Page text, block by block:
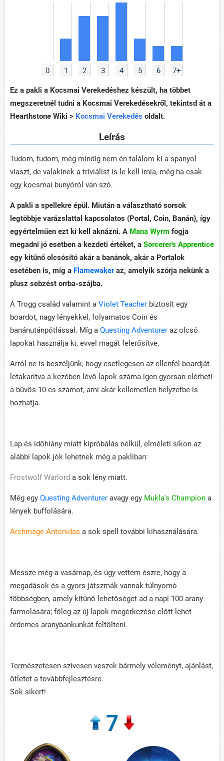
0 1 2 3 4 5 6 7+
Ez a pakli a Kocsmai Verekedéshez készült, ha többet
megszeretnél tudni a Kocsmai Verekedésekről, tekintsd át a
Hearthstone Wiki > Kocsmai Verekedés oldalt.
Leírás
Tudom, tudom, még mindig nem én találom ki a spanyol
viaszt, de valakinek a triviálist is le kell írnia, még ha csak
egy kocsmai bunyóról van szó.
A pakli a spellekre épül. Miután a választható sorsok
legtöbbje varázslattal kapcsolatos (Portal, Coin, Banán), így
egyértelműen ezt ki kell aknázni. A Mana Wyrm fogja
megadni jó esetben a kezdeti értéket, a Sorcerer's Apprentice
egy kitűnő olcsósító akár a banánok, akár a Portalok
esetében is, míg a Flamewakeraz, amelyik szórja nekünk a
plusz sebzést orrba-szájba.
A Trogg család valamint a Violet Teacher biztosít egy
boardot, nagy lényekkel, folyamatos Coin és
banánutánpótlással. Míg a Questing Adventurer az olcsó
lapokat használja ki, evvel magát felerősítve.
Arról ne is beszéljünk, hogy esetlegesen az ellenfél boardját
letakarítva a kezében lévő lapok száma igen gyorsan elérheti
a bűvös 10-es számot, ami akár kellemetlen helyzetbe is
hozhatja.
Lap és időhiány miatt kipróbálás nélkül, elméleti síkon az
alábbi lapok jók lehetnek még a pakliban:
Frostwolf Warlord a sok lény miatt.
Még egy Questing Adventurer avagy egy Mukla's Champion a
lények buffolására.
Archmage Antonidas a sok spell további kihasználására.
Messze még a vasárnap, és úgy vettem észre, hogy a
megadások és a gyors játszmák vannak túlnyomó
többségben, amely kitűnő lehetőséget ad a napi 100 arany
farmolására; főleg az új lapok megérkezése előtt lehet
érdemes aranybankunkat feltölteni.
Természetesen szívesen veszek bármely véleményt, ajánlást,
ötletet a továbbfejlesztésre.
Sok sikert!
7